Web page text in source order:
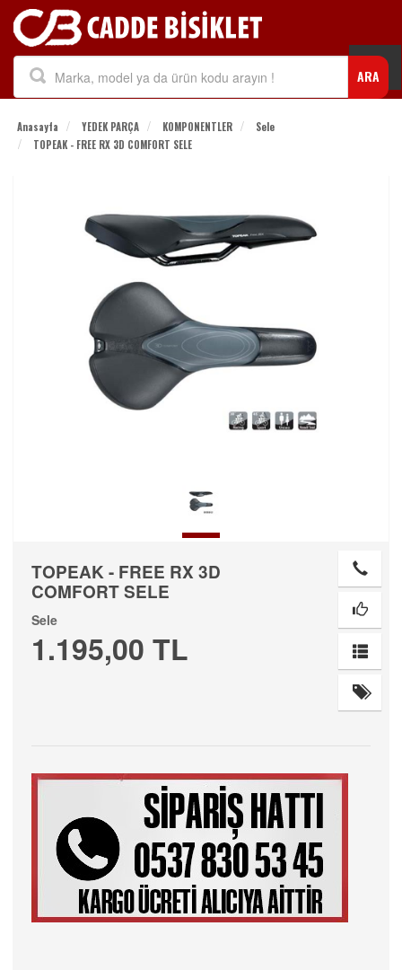
ARA
Anasayfa YEDEK PARÇA KOMPONENTLER
Sele
TOPEAK - FREE RX 3D COMFORT SELE
TOPEAK - FREE RX 3D
COMFORT SELE
Sele
1.195,00 TL